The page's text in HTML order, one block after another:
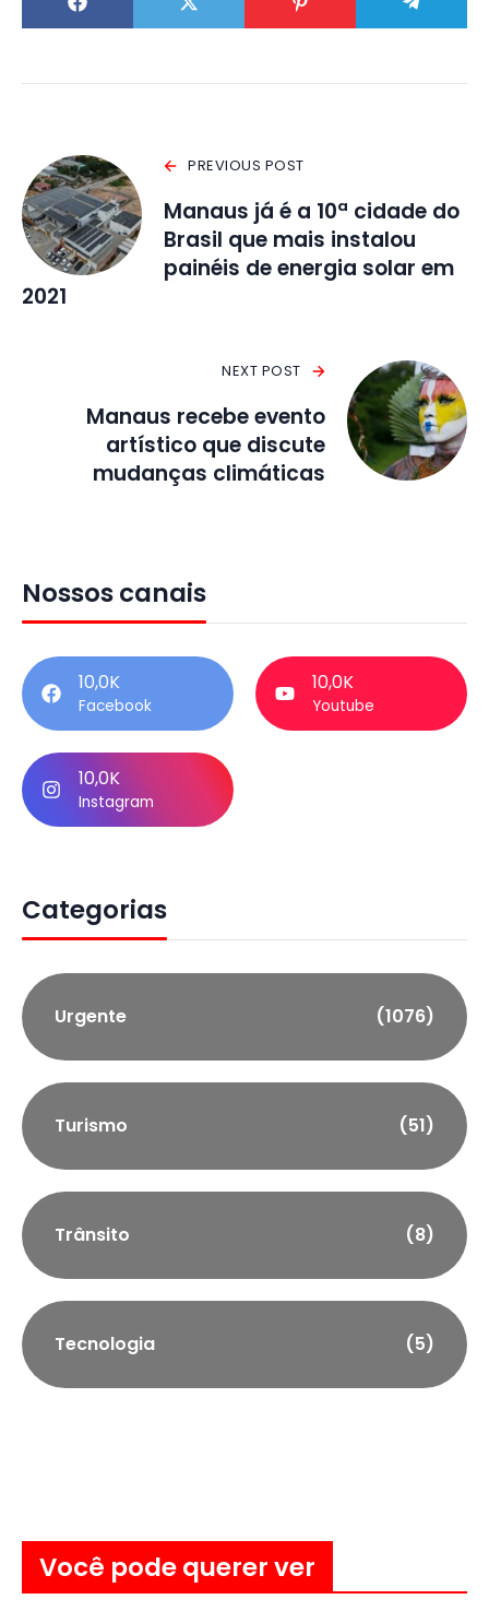
PREVIOUS POST
Manaus já é a 10ª cidade do
Brasil que mais instalou
painéis de energia solar em
2021
NEXT POST
Manaus recebe evento
artístico que discute
mudanças climáticas
Nossos canais
10,0K
Facebook
10,0K
Youtube
10,0K
Instagram
Categorias
Urgente (1076)
Turismo (51)
Trânsito (8)
Tecnologia (5)
Você pode querer ver